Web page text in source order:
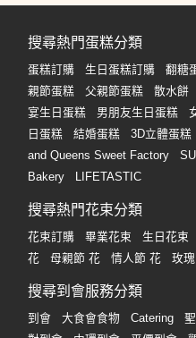
搜尋熱門蛋糕分類
蛋糕訂購 生日蛋糕訂購 翻糖
親節蛋糕
父親節蛋糕 散水餅
宴生日蛋糕
男朋友生日蛋糕
日蛋糕
結婚蛋糕 3D立體蛋糕
and Queens Sweet Factory
Bakery
LIFETASTIC
搜尋熱門花束分類
花束訂購 畢業花束 生日花束
花
母親節 花 情人節 花 玫
搜尋到會服務分類
到會 大食會食物 Catering